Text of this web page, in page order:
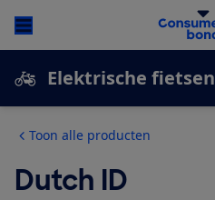
Elektrische fietsen
Toon alle producten
Dutch ID